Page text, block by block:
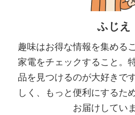
ふじえ
趣味はお得な情報を集める
家電をチェックすること。
品を見つけるのが大好きで
しく、もっと便利にするた
お届けしてい